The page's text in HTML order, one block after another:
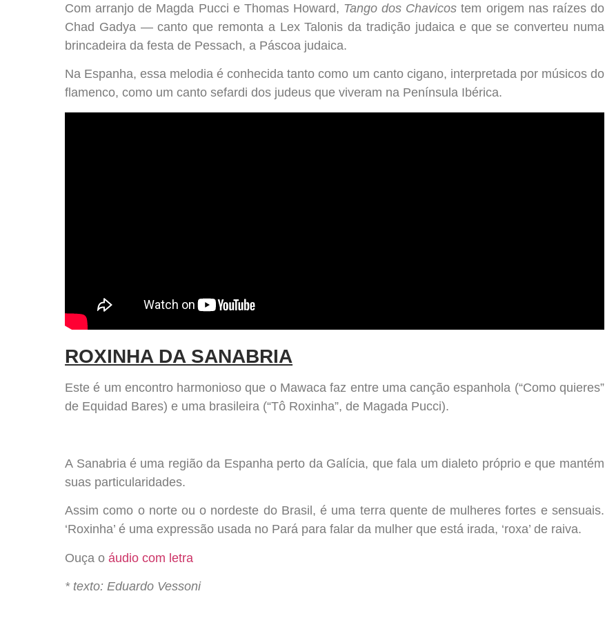
Com arranjo de Magda Pucci e Thomas Howard, Tango dos Chavicos tem origem nas raízes do
Chad Gadya — canto que remonta a Lex Talonis da tradição judaica e que se converteu numa
brincadeira da festa de Pessach, a Páscoa judaica.
Na Espanha, essa melodia é conhecida tanto como um canto cigano, interpretada por músicos do
flamenco, como um canto sefardi dos judeus que viveram na Península Ibérica.
ROXINHA DA SANABRIA
Este é um encontro harmonioso que o Mawaca faz entre uma canção espanhola (“Como quieres”
de Equidad Bares) e uma brasileira (“Tô Roxinha”, de Magada Pucci).
A Sanabria é uma região da Espanha perto da Galícia, que fala um dialeto próprio e que mantém
suas particularidades.
Assim como o norte ou o nordeste do Brasil, é uma terra quente de mulheres fortes e sensuais.
‘Roxinha’ é uma expressão usada no Pará para falar da mulher que está irada, ‘roxa’ de raiva.
Ouça oáudio com letra
* texto: Eduardo Vessoni